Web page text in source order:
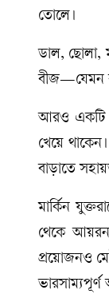
তোলে।
ডাল, ছোলা,
বীজ—যেমন
আরও একটি
খেয়ে
বাড়াতে
মার্কিন
থেকে আয়রন
প্রয়োজনও